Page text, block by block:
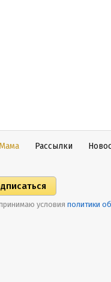
Рассылки
условия политики